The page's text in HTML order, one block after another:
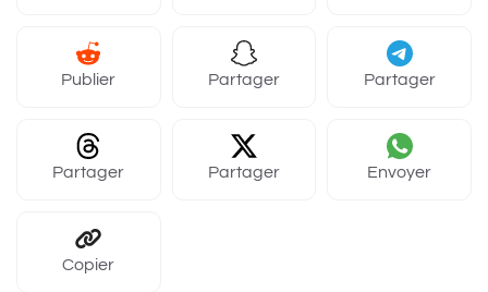
Publier Partager Partager
Partager Partager Envoyer
Copier